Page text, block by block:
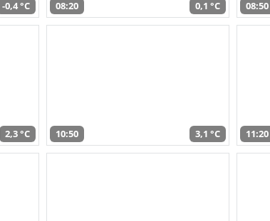
-0,4 °C 08:20 0,1 °C 08:50
2,3 °C 10:50 3,1 °C 11:20